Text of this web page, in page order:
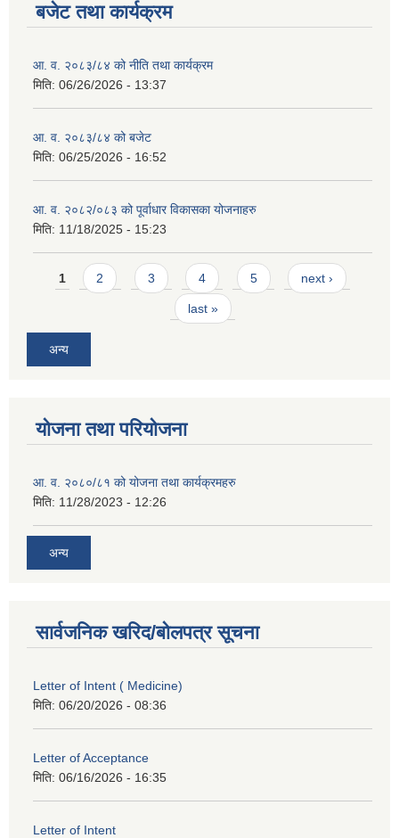
बजेट तथा कार्यक्रम
आ. व. २०८३/८४ को नीति तथा कार्यक्रम
मिति: 06/26/2026 - 13:37
आ. व. २०८३/८४ को बजेट
मिति: 06/25/2026 - 16:52
आ. व. २०८२/०८३ को पूर्वाधार विकासका योजनाहरु
मिति: 11/18/2025 - 15:23
Pages
1 2 3 4 5 next ›
last »
अन्य
योजना तथा परियोजना
आ. व. २०८०/८१ को योजना तथा कार्यक्रमहरु
मिति: 11/28/2023 - 12:26
अन्य
सार्वजनिक खरिद/बोलपत्र सूचना
Letter of Intent ( Medicine)
मिति: 06/20/2026 - 08:36
Letter of Acceptance
मिति: 06/16/2026 - 16:35
Letter of Intent